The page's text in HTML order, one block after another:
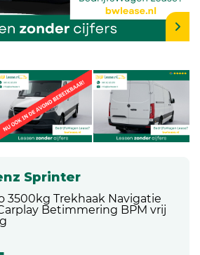
Sprinter
3500kg Trekhaak Navigatie
Betimmering BPM vrij